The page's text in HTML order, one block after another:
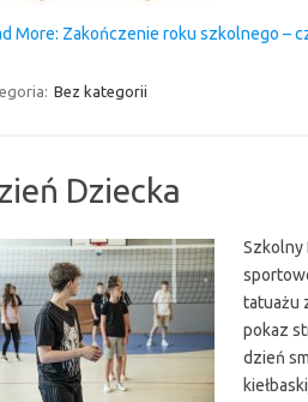
More: Zakończenie roku szkolnego –
Bez kategorii
Dziecka
Szkolny
tatuażu
pokaz
dzień